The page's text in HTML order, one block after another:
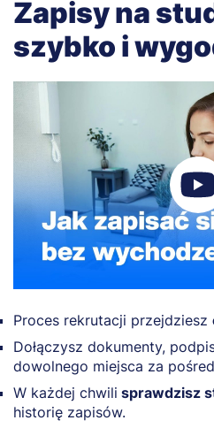
Zapisy na
szybko i
Proces rekrutacji przejdziesz
Dołączysz dokumenty,
dowolnego miejsca za
W każdej chwili sprawdzisz
historię zapisów.